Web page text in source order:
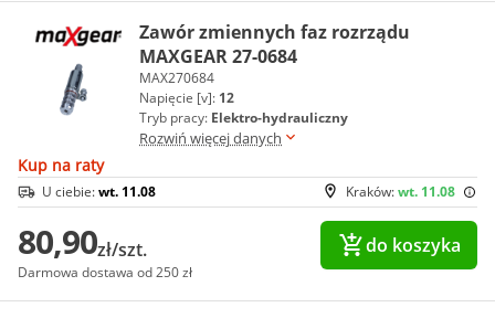
Zawór zmiennych faz rozrządu
MAXGEAR 27-0684
MAX270684
Napięcie [v]: 12
Tryb pracy: Elektro-hydrauliczny
Rozwiń więcej danych
Kup na raty
Kraków:wt. 11.08
U ciebie:wt. 11.08
80,90zł/szt.
Darmowa dostawa od 250 zł
do koszyka